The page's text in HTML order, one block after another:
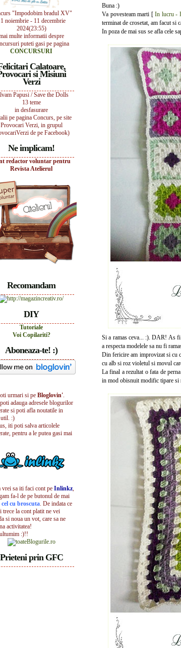
Buna :)
Va povesteam marti [In lucru -
terminat de crosetat, am facut si
In poza de mai sus se afla cele
Si a ramas ceva... :). DAR! As fi
a respecta modelele sa nu fi
Din fericire am improvizat si cu
cu alb si roz violetul si movul
La final a rezultat o fata de
in mod obisnuit modific tipare si
"Impodobim bradul XV"
noiembrie - 11 decembrie
2024(23:55)
multe informatii despre
puteti gasi pe pagina
CONCURSURI
Calatoare,
si Misiuni
Verzi
Papusi / Save the Dolls
13 teme
in desfasurare
pe pagina Concurs, pe site
Provocari Verzi, in grupul
de pe Facebook)
Ne implicam!
redactor voluntar pentru
Revista Atelierul
Recomandam
DIY
Tutoriale
Voi Copilariti?
Aboneaza-te! :)
urmari si pe Bloglovin'.
adauga adresele blogurilor
si poti afla noutatile in
:)
iti poti salva articolele
pentru a le putea gasi mai
vrei sa iti faci cont pe Inlinkz,
fa-l de pe butonul de mai
cel cu broscuta. De indata ce
trece la cont platit ne vei
si noua un vot, care sa ne
activitatea!
:)!!
Prieteni prin GFC